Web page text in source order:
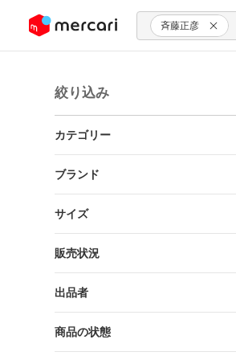
ツにスキップ 斉藤正彦
絞り込み
カテゴリー
ブランド
サイズ
販売状況
出品者
商品の状態